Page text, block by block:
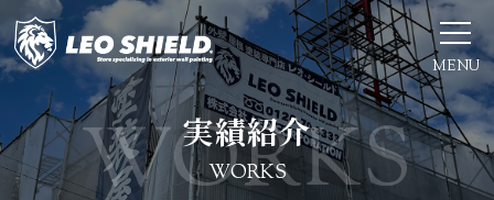
MENU
実績紹介
WORKS